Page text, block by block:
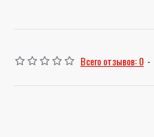
Всего отзывов: 0 -